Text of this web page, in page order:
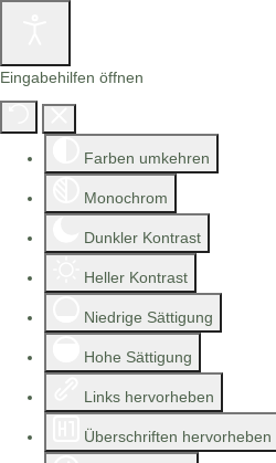
Eingabehilfen öffnen
Farben umkehren
Monochrom
Dunkler Kontrast
Heller Kontrast
Niedrige Sättigung
Hohe Sättigung
Links hervorheben
Überschriften hervorheben